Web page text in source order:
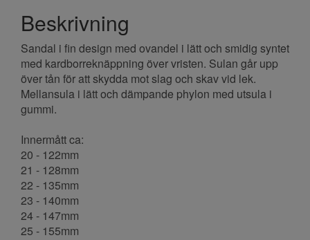
Beskrivning
Sandal i fin design med ovandel i lätt och smidig syntet
med kardborreknäppning över vristen. Sulan går upp
över tån för att skydda mot slag och skav vid lek.
Mellansula i lätt och dämpande phylon med utsula i
gummi.
Innermått ca:
20 - 122mm
21 - 128mm
22 - 135mm
23 - 140mm
24 - 147mm
25 - 155mm